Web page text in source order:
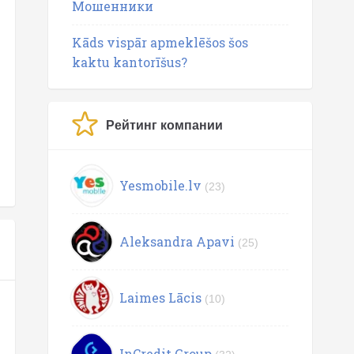
Мошенники
Kāds vispār apmeklēšos šos
kaktu kantorīšus?
Рейтинг компании
Yesmobile.lv (23)
Aleksandra Apavi (25)
Laimes Lācis (10)